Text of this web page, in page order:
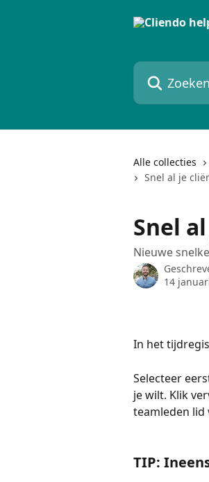
Zoeken naar
Alle collecties
Snel al je
Snel
Nieuwe
14
In het
Selecteer
je wilt. Klik
teamleden lid
TIP: